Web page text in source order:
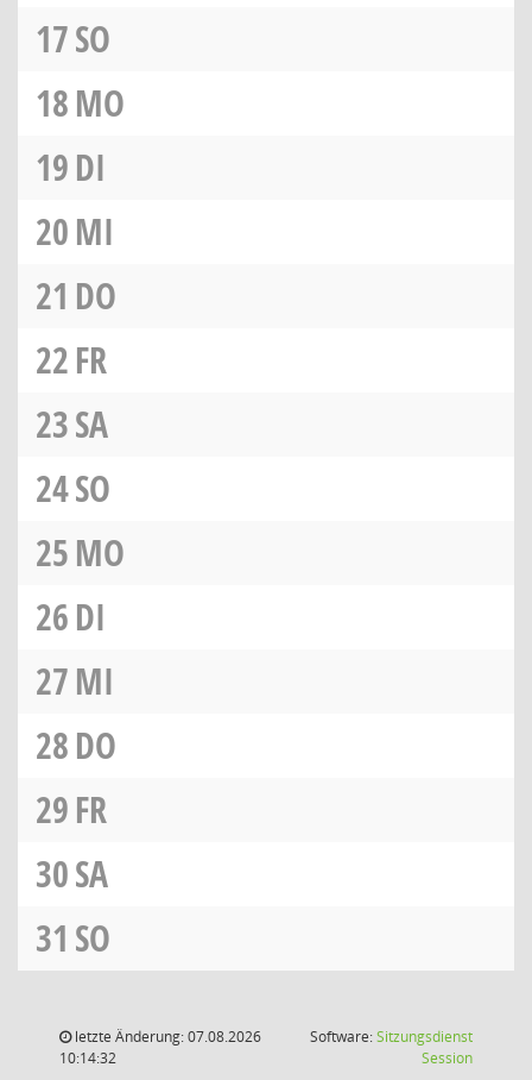
17SO
18MO
19DI
20MI
21 DO
22FR
23SA
24SO
25MO
26DI
27MI
28DO
29FR
30SA
31 SO
letzte Änderung: 07.08.2026
10:14:32
Software:Sitzungsdienst
Session(Wird in